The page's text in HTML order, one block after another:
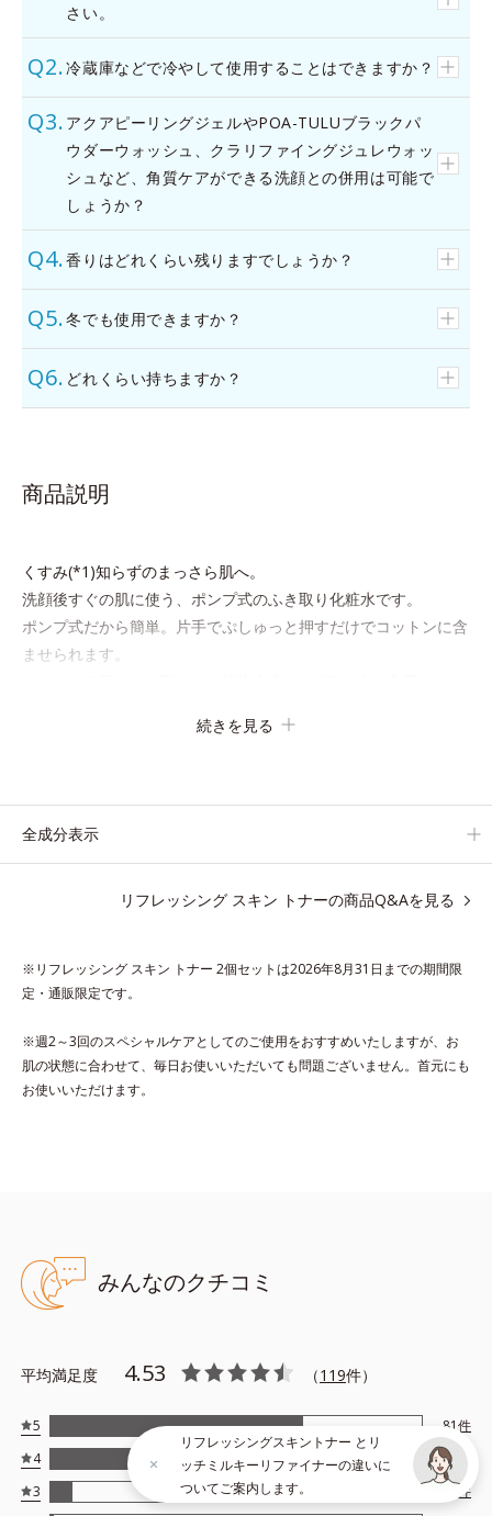
さい。
冷蔵庫などで冷やして使用することはできますか？
アクアピーリングジェルやPOA-TULUブラックパ
ウダーウォッシュ、クラリファイングジュレウォッ
シュなど、角質ケアができる洗顔との併用は可能で
しょうか？
香りはどれくらい残りますでしょうか？
冬でも使用できますか？
どれくらい持ちますか？
商品説明
くすみ(*1)知らずのまっさら肌へ。
洗顔後すぐの肌に使う、ポンプ式のふき取り化粧水です。
ポンプ式だから簡単。片手でぷしゅっと押すだけでコットンに含
ませられます。
(*3)がほぐれた角層の汚れを素早くなじませ、コットンで除去し
洗顔後の肌に使うと後肌がやわらかくなり、くすみ知らずのまっ
さわやかさ広がるシトラスハーバルの香り。
*2 クエン酸配合＝角層柔軟成分
*4 ツボクサ葉エキス配合＝保湿成分
*5 パルミチン酸アスコルビルリン酸3Na配合＝保湿成分
*6 セラミドNP、セラミドNG、セラミドAP配合＝保湿成分
●植物由来AHA*1=角層柔軟成分 ●クイックフィット成分*2=保湿成
分
●高浸透ビタミンC*3=保湿成分 ●高純度CICA*4=保湿成分
*1 クエン酸
*3 パルミチン酸アスコルビルリン酸３Ｎａ
*4 ツボクサ葉エキス
*5 セラミドＮＰ、セラミドＮＧ、セラミドＡＰ
※アレルギーテスト済＝全ての方にアレルギーが起こらないという
続きを見る
全成分表示
リフレッシング スキン トナーの商品Q&Aを見る
※リフレッシング スキン トナー 2個セットは2026年8月31日までの期間限
定・通販限定です。
※週2～3回のスペシャルケアとしてのご使用をおすすめいたしますが、お
肌の状態に合わせて、毎日お使いいただいても問題ございません。首元にも
お使いいただけます。
みんなのクチコミ
平均満足度 4.53 （119件）
5 81件
4
27
件
3
件
リフレッシングスキントナー とリ
ッチミルキーリファイナーの違いに
ついてご案内します。